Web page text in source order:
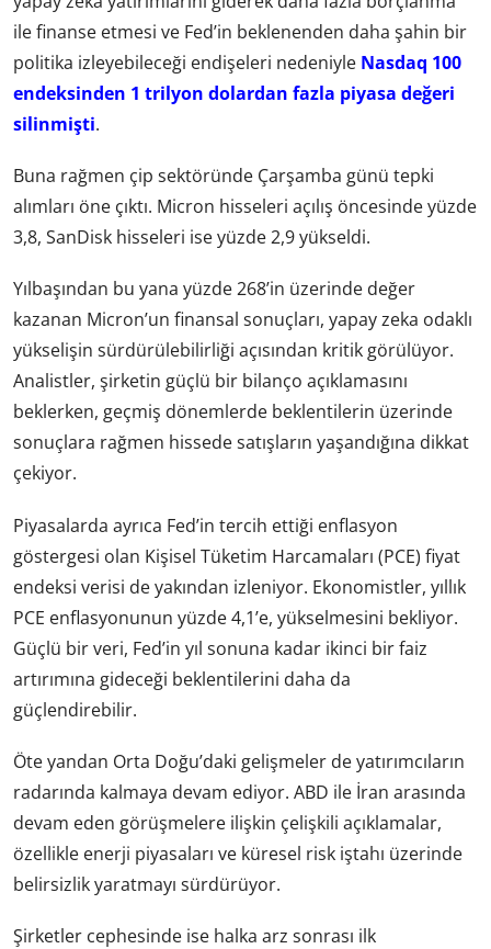
ile finanse etmesi ve Fed’in beklenenden daha şahin bir
politika izleyebileceği endişeleri nedeniyle Nasdaq 100
endeksinden 1 trilyon dolardan fazla piyasa değeri
silinmişti.
Buna rağmen çip sektöründe Çarşamba günü tepki
alımları öne çıktı. Micron hisseleri açılış öncesinde yüzde
3,8, SanDisk hisseleri ise yüzde 2,9 yükseldi.
Yılbaşından bu yana yüzde 268’in üzerinde değer
kazanan Micron’un finansal sonuçları, yapay zeka odaklı
yükselişin sürdürülebilirliği açısından kritik görülüyor.
Analistler, şirketin güçlü bir bilanço açıklamasını
beklerken, geçmiş dönemlerde beklentilerin üzerinde
sonuçlara rağmen hissede satışların yaşandığına dikkat
çekiyor.
Piyasalarda ayrıca Fed’in tercih ettiği enflasyon
göstergesi olan Kişisel Tüketim Harcamaları (PCE) fiyat
endeksi verisi de yakından izleniyor. Ekonomistler, yıllık
PCE enflasyonunun yüzde 4,1’e, yükselmesini bekliyor.
Güçlü bir veri, Fed’in yıl sonuna kadar ikinci bir faiz
artırımına gideceği beklentilerini daha da
güçlendirebilir.
Öte yandan Orta Doğu’daki gelişmeler de yatırımcıların
radarında kalmaya devam ediyor. ABD ile İran arasında
devam eden görüşmelere ilişkin çelişkili açıklamalar,
özellikle enerji piyasaları ve küresel risk iştahı üzerinde
belirsizlik yaratmayı sürdürüyor.
Şirketler cephesinde ise halka arz sonrası ilk